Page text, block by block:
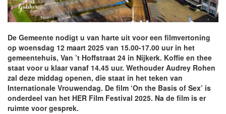
De Gemeente nodigt u van harte uit voor een filmvertoning
op woensdag 12 maart 2025 van 15.00-17.00 uur in het
gemeentehuis, Van ’t Hoffstraat 24 in Nijkerk. Koffie en thee
staat voor u klaar vanaf 14.45 uur. Wethouder Audrey Rohen
zal deze middag openen, die staat in het teken van
Internationale Vrouwendag. De film ‘On the Basis of Sex’ is
onderdeel van het HER Film Festival 2025. Na de film is er
ruimte voor gesprek.